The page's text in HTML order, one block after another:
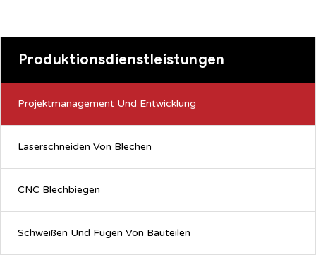
Produktionsdienstleistungen
Projektmanagement Und Entwicklung
Laserschneiden Von Blechen
CNC Blechbiegen
Schweißen Und Fügen Von Bauteilen